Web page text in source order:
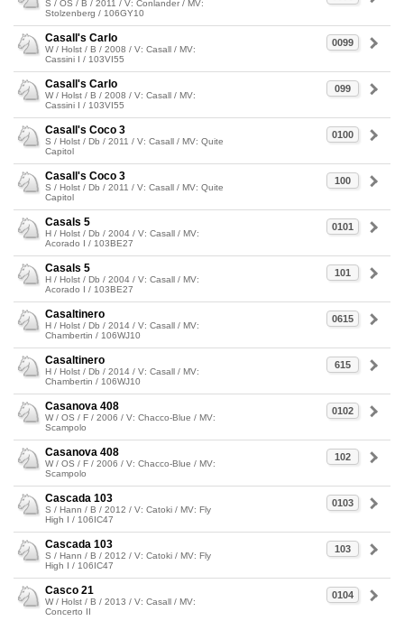
S / OS / B / 2011 / V: Conlander / MV:
Stolzenberg / 106GY10
0099
Casall's Carlo
W / Holst / B / 2008 / V: Casall / MV:
Cassini I / 103VI55
099
Casall's Carlo
W / Holst / B / 2008 / V: Casall / MV:
Cassini I / 103VI55
0100
Casall's Coco 3
S / Holst / Db / 2011 / V: Casall / MV: Quite
Capitol
100
Casall's Coco 3
S / Holst / Db / 2011 / V: Casall / MV: Quite
Capitol
0101
Casals 5
H / Holst / Db / 2004 / V: Casall / MV:
Acorado I / 103BE27
101
Casals 5
H / Holst / Db / 2004 / V: Casall / MV:
Acorado I / 103BE27
0615
Casaltinero
H / Holst / Db / 2014 / V: Casall / MV:
Chambertin / 106WJ10
615
Casaltinero
H / Holst / Db / 2014 / V: Casall / MV:
Chambertin / 106WJ10
0102
Casanova 408
W / OS / F / 2006 / V: Chacco-Blue / MV:
Scampolo
102
Casanova 408
W / OS / F / 2006 / V: Chacco-Blue / MV:
Scampolo
0103
Cascada 103
S / Hann / B / 2012 / V: Catoki / MV: Fly
High I / 106IC47
103
Cascada 103
S / Hann / B / 2012 / V: Catoki / MV: Fly
High I / 106IC47
0104
Casco 21
W / Holst / B / 2013 / V: Casall / MV:
Concerto II